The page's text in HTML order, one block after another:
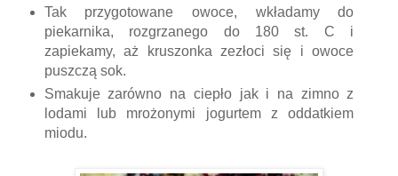
Tak przygotowane owoce, wkładamy do
piekarnika, rozgrzanego do 180 st. C i
zapiekamy, aż kruszonka zezłoci się i owoce
puszczą sok.
Smakuje zarówno na ciepło jak i na zimno z
lodami lub mrożonymi jogurtem z oddatkiem
miodu.